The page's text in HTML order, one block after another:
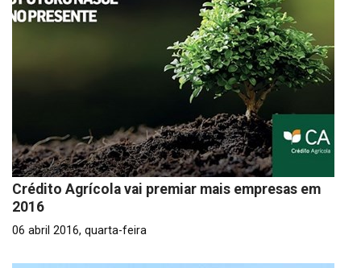
Crédito Agrícola vai premiar mais empresas em
2016
06 abril 2016, quarta-feira